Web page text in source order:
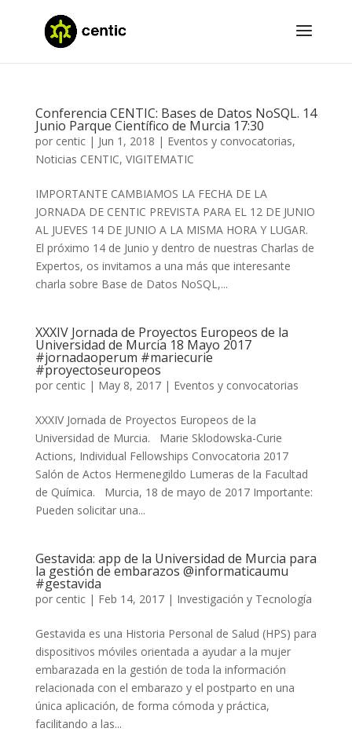
Conferencia CENTIC: Bases de Datos NoSQL. 14
Junio Parque Científico de Murcia 17:30
por centic| Jun 1, 2018 | Eventos y convocatorias,
Noticias CENTIC, VIGITEMATIC
IMPORTANTE CAMBIAMOS LA FECHA DE LA
JORNADA DE CENTIC PREVISTA PARA EL 12 DE JUNIO
AL JUEVES 14 DE JUNIO A LA MISMA HORA Y LUGAR.
El próximo 14 de Junio y dentro de nuestras Charlas de
Expertos, os invitamos a una más que interesante
charla sobre Base de Datos NoSQL,...
XXXIV Jornada de Proyectos Europeos de la
Universidad de Murcia 18 Mayo 2017
#jornadaoperum #mariecurie
#proyectoseuropeos
por centic| May 8, 2017| Eventos y convocatorias
XXXIV Jornada de Proyectos Europeos de la
Universidad de Murcia. Marie Sklodowska-Curie
Actions, Individual Fellowships Convocatoria 2017
Salón de Actos Hermenegildo Lumeras de la Facultad
de Química. Murcia, 18 de mayo de 2017 Importante:
Pueden solicitar una...
Gestavida: app de la Universidad de Murcia para
la gestión de embarazos @informaticaumu
#gestavida
por centic| Feb 14, 2017| Investigación y Tecnología
Gestavida es una Historia Personal de Salud (HPS) para
dispositivos móviles orientada a ayudar a la mujer
embarazada en la gestión de toda la información
relacionada con el embarazo y el postparto en una
única aplicación, de forma cómoda y práctica,
facilitando a las...